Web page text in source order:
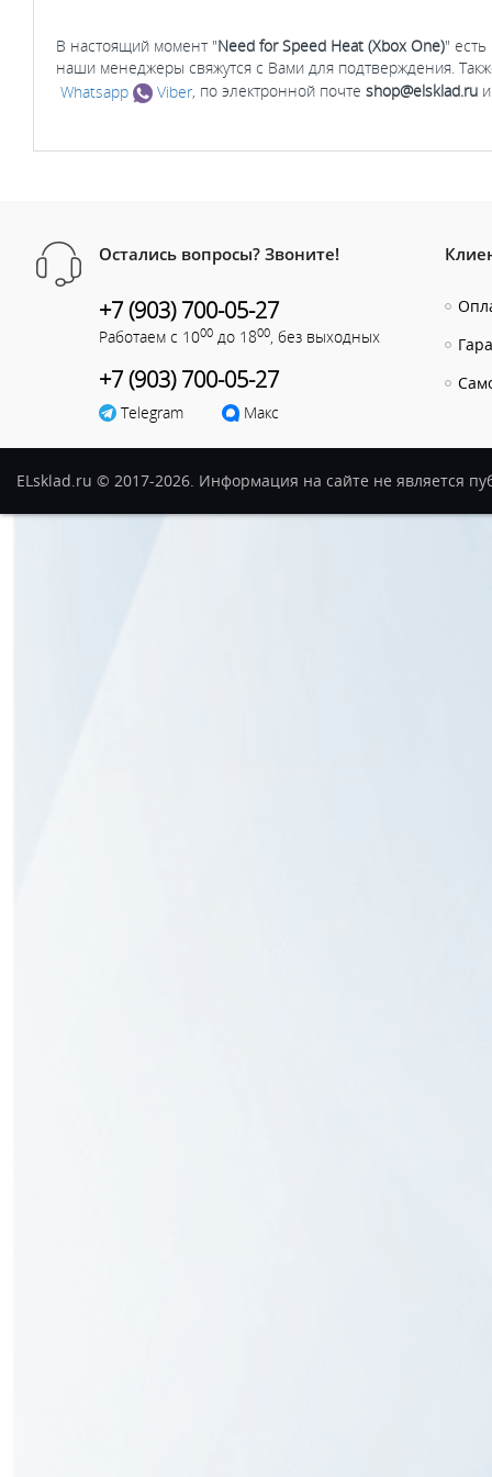
В настоящий момент "Need for Speed Heat (Xbox One)"
наши менеджеры свяжутся с Вами для подтверждения.
Whatsapp
Viber, по электронной почте shop@elsklad.ru
Остались вопросы? Звоните!
+7 (903) 700-05-27
Работаем с 1000 до 1800, без выходных
+7 (903) 700-05-27
Telegram Макс
ELsklad.ru © 2017-2026. Информация на сайте не является